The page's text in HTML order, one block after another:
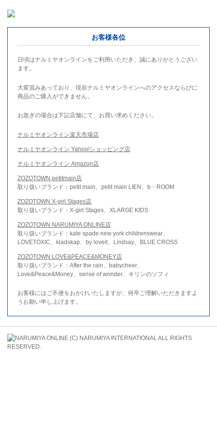
お客様各位
日頃はナルミヤオンラインをご利用いただき、誠にありがとうござい
ます。
大変混みあっており、現在ナルミヤオンラインへのアクセスならびに
商品のご購入ができません。
お急ぎの場合は下記店舗にて、お買い求めください。
ナルミヤオンライン楽天市場店
ナルミヤオンライン Yahoo!ショッピング店
ナルミヤオンライン Amazon店
ZOZOTOWN petitmain店
取り扱いブランド：petit main、petit main LIEN、b・ROOM
ZOZOTOWN X-girl Stages店
取り扱いブランド：X-girl Stages、XLARGE KIDS
ZOZOTOWN NARUMIYA ONLINE店
取り扱いブランド：kate spade new york childrenswear、
LOVETOXIC、kladskap、by loveit、Lindsay、BLUE CROSS
ZOZOTOWN LOVE&PEACE&MONEY店
取り扱いブランド：After the rain、babycheer、
Love&Peace&Money、sense of wonder、キリンのソフィ
お客様にはご不便をおかけいたしますが、何卒ご理解いただきますよ
うお願い申し上げます。